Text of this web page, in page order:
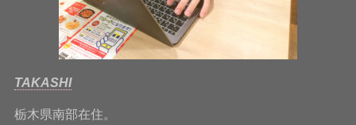
TAKASHI
栃木県南部在住。